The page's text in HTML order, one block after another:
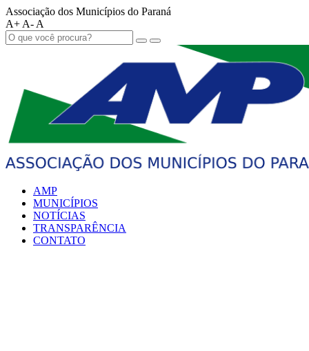
Associação dos Municípios do Paraná
A+ A- A
AMP
MUNICÍPIOS
NOTÍCIAS
TRANSPARÊNCIA
CONTATO